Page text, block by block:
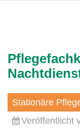
Stationäre
Veröffentlicht